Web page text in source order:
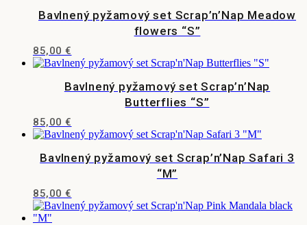
vybrať
produktu.
Bavlnený pyžamový set Scrap’n’Nap Meadow
flowers “S”
85,00 €
Bavlnený pyžamový set Scrap’n’Nap
Butterflies “S”
85,00 €
Bavlnený pyžamový set Scrap’n’Nap Safari 3
“M”
85,00 €